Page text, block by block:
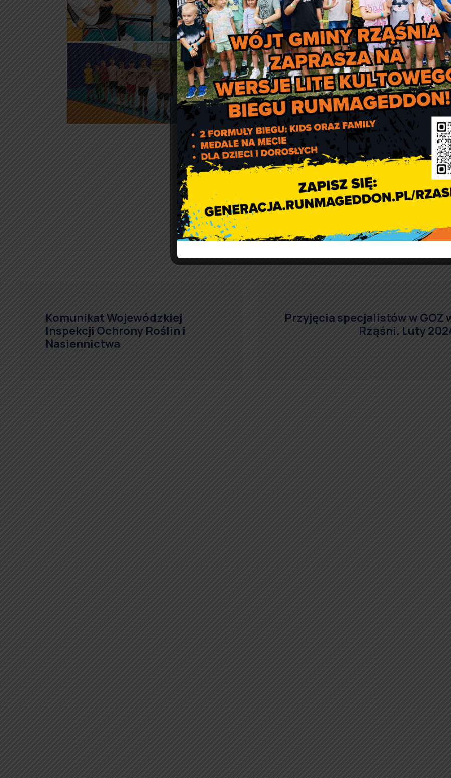
Komunikat Wojewódzkiej
Inspekcji Ochrony Roślin i
Nasiennictwa
Przyjęcia specjalistów w GOZ
Rząśni. Luty